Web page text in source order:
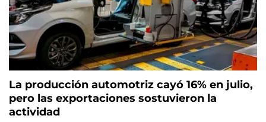
La producción automotriz cayó 16% en julio,
pero las exportaciones sostuvieron la
actividad